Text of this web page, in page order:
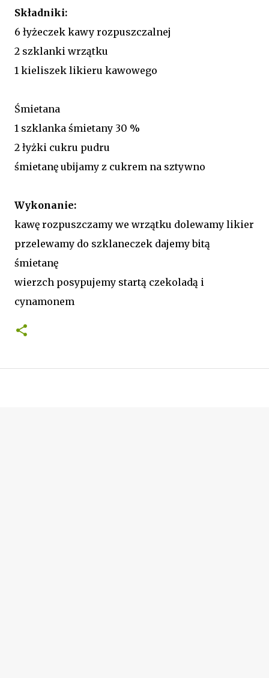
Składniki:
6 łyżeczek kawy rozpuszczalnej
2 szklanki wrzątku
1 kieliszek likieru kawowego
Śmietana
1 szklanka śmietany 30 %
2 łyżki cukru pudru
śmietanę ubijamy z cukrem na sztywno
Wykonanie:
kawę rozpuszczamy we wrzątku dolewamy likier
przelewamy do szklaneczek dajemy bitą
śmietanę
wierzch posypujemy startą czekoladą i
cynamonem